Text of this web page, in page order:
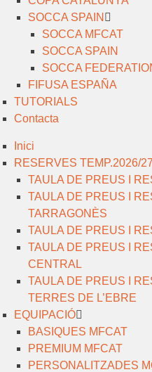
SOCCA SPAIN
SOCCA MFCAT
SOCCA SPAIN
SOCCA
FIFUSA ESPAÑA
TUTORIALS
Contacta
Inici
RESERVES TEMP.2026/27
TAULA DE PREUS I
TAULA DE PREUS I
TARRAGONÈS
TAULA DE PREUS I
TAULA DE PREUS I
CENTRAL
TAULA DE PREUS I
TERRES DE L’EBRE
EQUIPACIÓ
BASIQUES MFCAT
PREMIUM MFCAT
PERSONALITZADES